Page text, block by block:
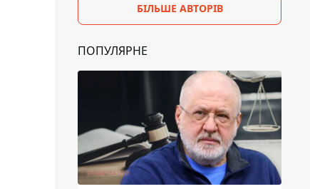
БІЛЬШЕ АВТОРІВ
ПОПУЛЯРНЕ